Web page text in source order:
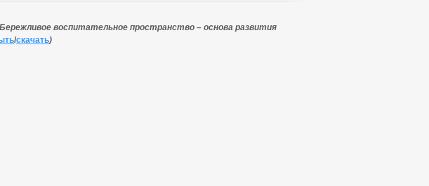
Бережливое воспитательное пространство – основа развития
/скачать)